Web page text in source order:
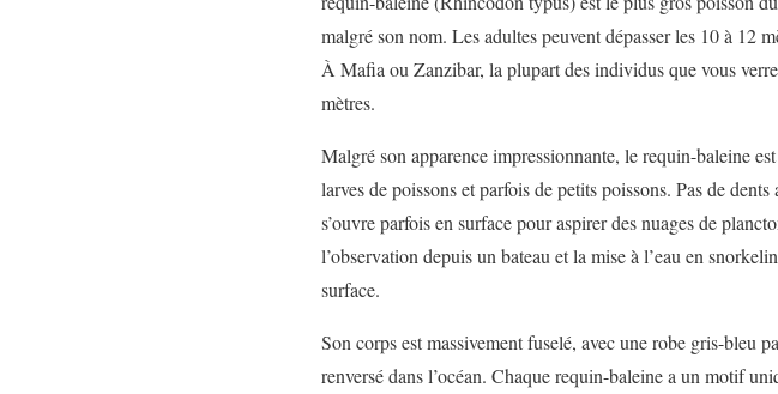
malgré son nom. Les adultes peuvent dépasser les 10 à 12
À Mafia ou Zanzibar, la plupart des individus que vous
mètres.
Malgré son apparence impressionnante, le requin-baleine
larves de poissons et parfois de petits poissons. Pas de
s’ouvre parfois en surface pour aspirer des nuages de
l’observation depuis un bateau et la mise à l’eau en
surface.
Son corps est massivement fuselé, avec une robe gris-bleu
renversé dans l’océan. Chaque requin-baleine a un motif